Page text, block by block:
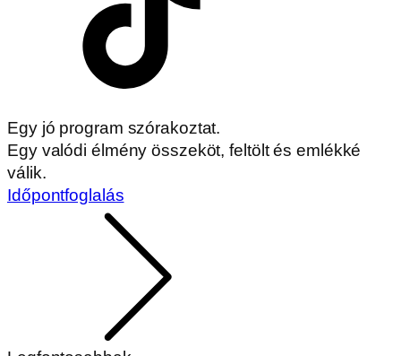
Egy jó program szórakoztat.
Egy valódi élmény összeköt, feltölt és emlékké
válik.
Időpontfoglalás